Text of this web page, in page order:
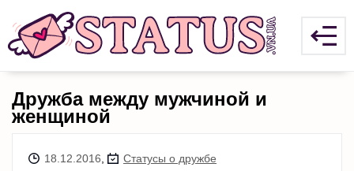
Дружба между мужчиной и
женщиной
18.12.2016 Статусы о дружбе